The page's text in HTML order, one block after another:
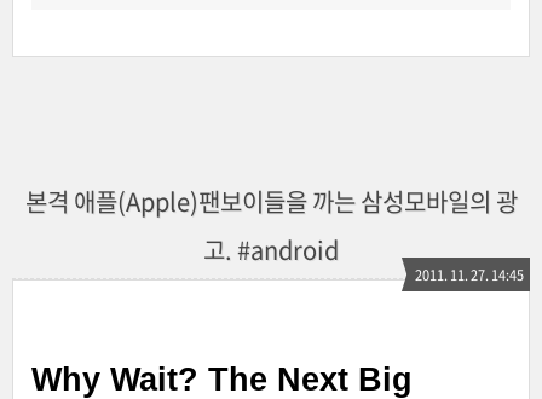
본격 애플(Apple)팬보이들을 까는 삼성모바일의 광
고. #android
2011. 11. 27. 14:45
Why Wait? The Next Big